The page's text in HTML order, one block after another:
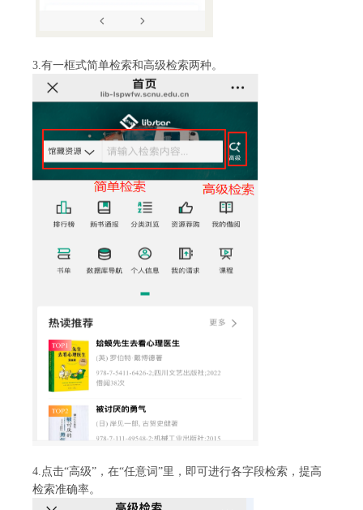
3.有一框式简单检索和高级检索两种。
4.点击“高级”，在“任意词”里，即可进行各字段检索，提高
检索准确率。